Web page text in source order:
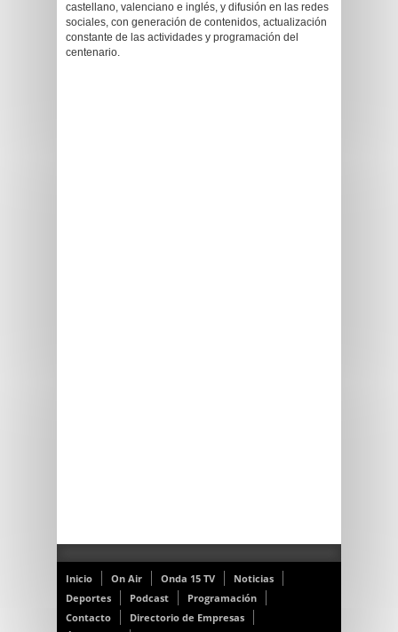
castellano, valenciano e inglés, y difusión en las redes
sociales, con generación de contenidos, actualización
constante de las actividades y programación del
centenario.
Inicio On Air Onda 15 TV
Noticias
Deportes
Podcast
Programación
Contacto
Directorio de Empresas